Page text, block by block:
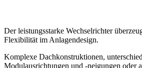
Der leistungsstarke Wechselrichter
Flexibilität im Anlagendesign.
Komplexe Dachkonstruktionen,
Modulausrichtungen und -neigungen oder